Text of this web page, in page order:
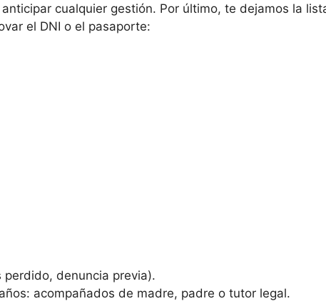
cualquier gestión. Por último, te dejamos la
el DNI o el pasaporte:
perdido, denuncia previa).
acompañados de madre, padre o tutor legal.